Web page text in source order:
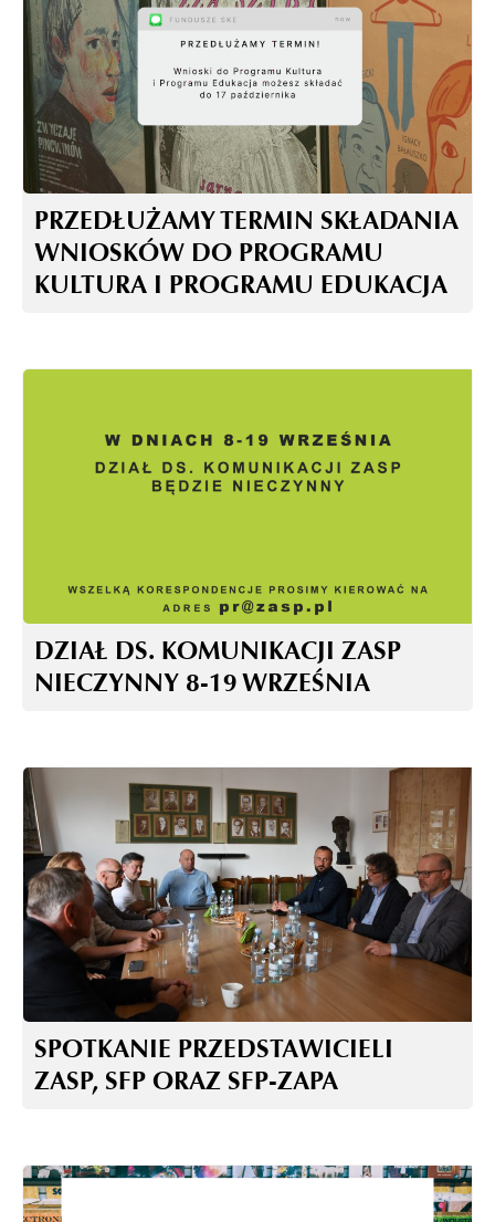
PRZEDŁUŻAMY TERMIN SKŁADANIA
WNIOSKÓW DO PROGRAMU
KULTURA I PROGRAMU EDUKACJA
DZIAŁ DS. KOMUNIKACJI ZASP
NIECZYNNY 8-19 WRZEŚNIA
SPOTKANIE PRZEDSTAWICIELI
ZASP, SFP ORAZ SFP-ZAPA